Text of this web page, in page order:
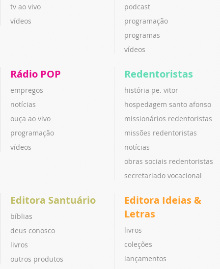
tv ao vivo
vídeos
podcast
programação
programas
vídeos
Rádio POP
empregos
notícias
ouça ao vivo
programação
vídeos
Redentoristas
história pe. vitor
hospedagem santo afonso
missionários redentoristas
missões redentoristas
notícias
obras sociais redentoristas
secretariado vocacional
Editora Santuário
bíblias
deus conosco
livros
outros produtos
Editora Ideias &
Letras
livros
coleções
lançamentos